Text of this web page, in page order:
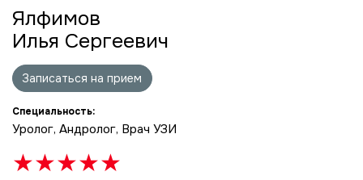
Ялфимов
Илья Сергеевич
Записаться на прием
Специальность:
Уролог, Андролог, Врач УЗИ
★★★★★